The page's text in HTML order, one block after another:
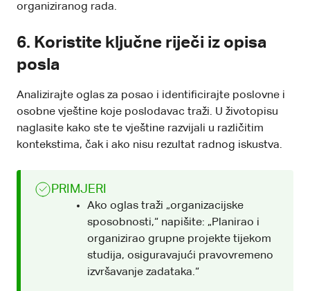
organiziranog rada.
6. Koristite ključne riječi iz opisa
posla
Analizirajte oglas za posao i identificirajte poslovne i
osobne vještine koje poslodavac traži. U životopisu
naglasite kako ste te vještine razvijali u različitim
kontekstima, čak i ako nisu rezultat radnog iskustva.
PRIMJERI
Ako oglas traži „organizacijske
sposobnosti,“ napišite: „Planirao i
organizirao grupne projekte tijekom
studija, osiguravajući pravovremeno
izvršavanje zadataka.“